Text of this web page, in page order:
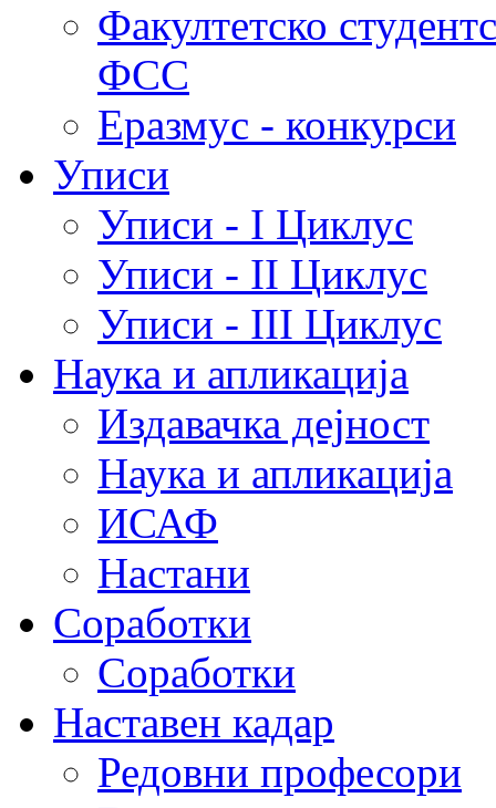
Факултетско
ФСС
Еразмус - конкурси
Уписи
Уписи - I Циклус
Уписи - II Циклус
Уписи - III Циклус
Наука и апликација
Издавачка дејност
Наука и апликација
ИСАФ
Настани
Соработки
Соработки
Наставен кадар
Редовни професори